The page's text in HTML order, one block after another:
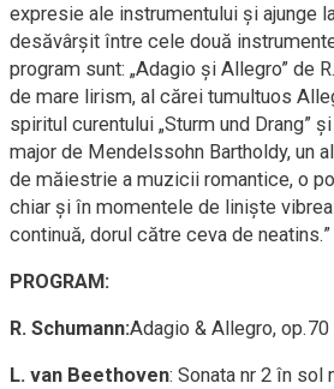
expresie ale instrumentului și ajunge
desăvârșit între cele două
program sunt: „Adagio și Allegro” de
de mare lirism, al cărei tumultuos
spiritul curentului „Sturm und Drang”
major de Mendelssohn Bartholdy, un
de măiestrie a muzicii romantice, o
chiar și în momentele de liniște
continuă, dorul către ceva de neatins.”
PROGRAM:
R. Schumann:Adagio & Allegro, op.70
L. van Beethoven: Sonata nr 2 în sol